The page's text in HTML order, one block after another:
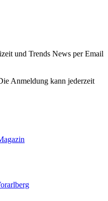
und Trends News per Email
Anmeldung kann jederzeit